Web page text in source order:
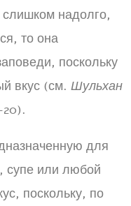
надолго,
то она
поскольку
вкус (см. Шульхан
20).
для
супе или любой
поскольку, по